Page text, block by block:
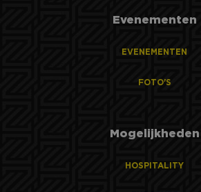
Evenementen
EVENEMENTEN
FOTO'S
Mogelijkheden
HOSPITALITY